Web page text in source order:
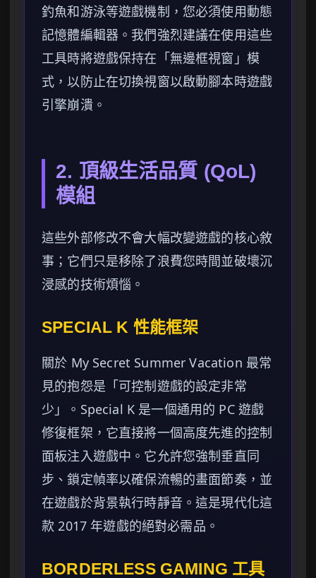
釣魚和游泳等遊戲機制，您必須使用動態
記憶體編輯器。我們強烈建議在使用這些
工具時將遊戲保持在「無邊框視窗」模
式，以防止在切換視窗以啟動腳本時遊戲
引擎崩潰。
2. 頂級生活品質 (QoL)
模組
這些外部修改不會大幅改變遊戲的核心敘
事；它們只是移除了浪費您時間並破壞沉
浸感的技術煩惱。
SPECIAL K 性能框架
關於 My Secret Summer Vacation 最常
見的抱怨是「可控制遊戲的設定非常
少」。Special K 是一個通用的 PC 遊戲
修復框架，它直接將一個高度先進的控制
面板注入遊戲中。它允許您強制垂直同
步、鎖定幀率以確保流暢的畫面節奏，並
在遊戲於背景執行時靜音。這是現代化這
款 2017 年遊戲的絕對必需品。
BORDERLESS GAMING 工具